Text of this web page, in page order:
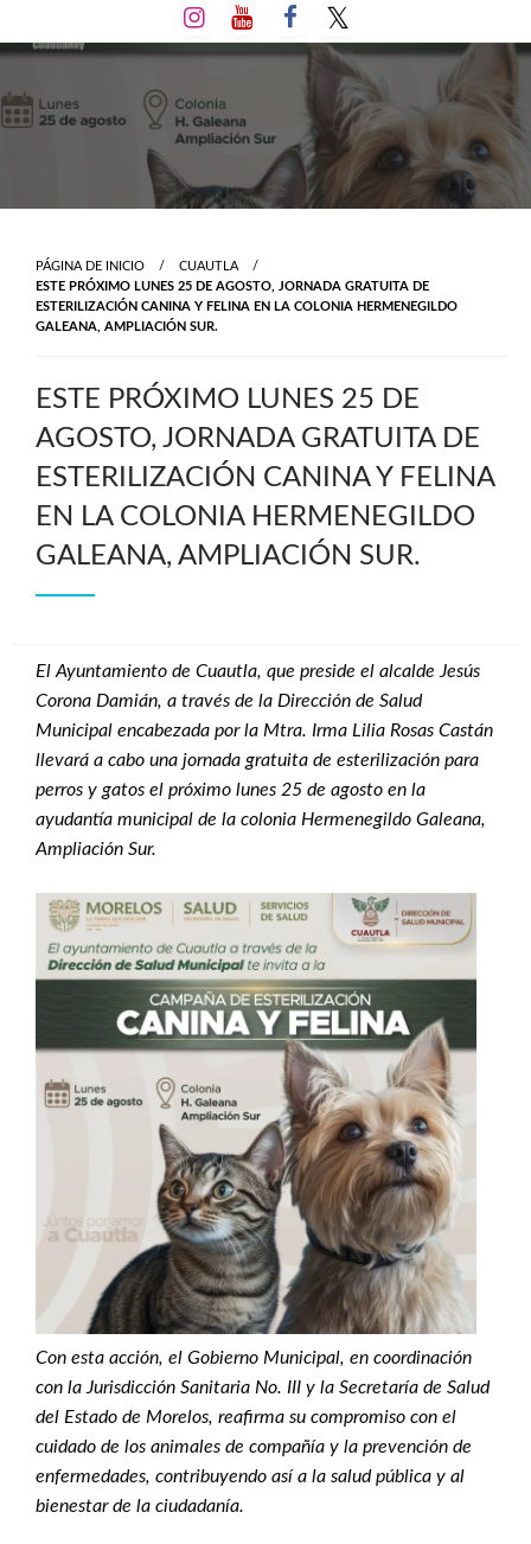
al
PÁGINA DE INICIO
CUAUTLA
ESTE PRÓXIMO LUNES 25 DE AGOSTO, JORNADA GRATUITA DE
ESTERILIZACIÓN CANINA Y FELINA EN LA COLONIA HERMENEGILDO
GALEANA, AMPLIACIÓN SUR.
ESTE PRÓXIMO LUNES 25 DE
AGOSTO, JORNADA GRATUITA DE
ESTERILIZACIÓN CANINA Y FELINA
EN LA COLONIA HERMENEGILDO
GALEANA, AMPLIACIÓN SUR.
El Ayuntamiento de Cuautla, que preside el alcalde Jesús
Corona Damián, a través de la Dirección de Salud
Municipal encabezada por la Mtra. Irma Lilia Rosas Castán
llevará a cabo una jornada gratuita de esterilización para
perros y gatos el próximo lunes 25 de agosto en la
ayudantía municipal de la colonia Hermenegildo Galeana,
Ampliación Sur.
Con esta acción, el Gobierno Municipal, en coordinación
con la Jurisdicción Sanitaria No. III y la Secretaría de Salud
del Estado de Morelos, reafirma su compromiso con el
cuidado de los animales de compañía y la prevención de
enfermedades, contribuyendo así a la salud pública y al
bienestar de la ciudadanía.